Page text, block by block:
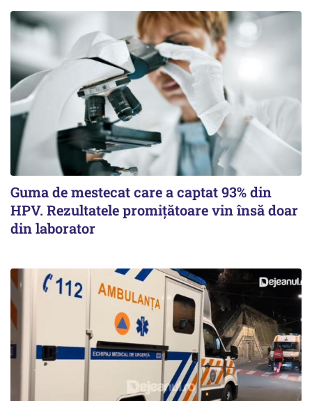
Guma de mestecat care a captat 93% din
HPV. Rezultatele promițătoare vin însă doar
din laborator